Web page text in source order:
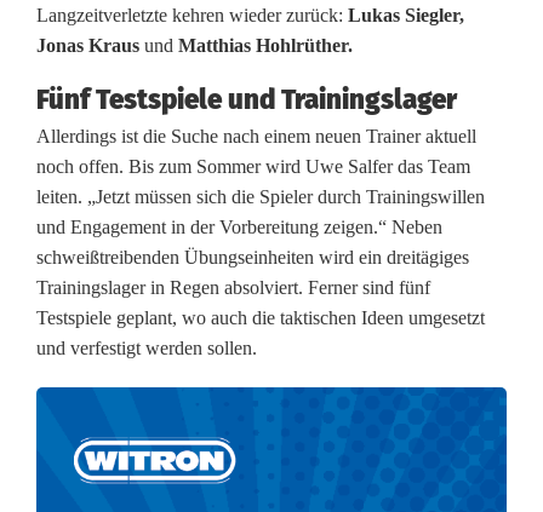
a
u
n
d
P
u
n
Langzeitverletzte kehren wieder zurück: Lukas Siegler,
Jonas Kraus und Matthias Hohlrüther.
Fünf Testspiele und Trainingslager
Allerdings ist die Suche nach einem neuen Trainer aktuell
noch offen. Bis zum Sommer wird Uwe Salfer das Team
leiten. „Jetzt müssen sich die Spieler durch Trainingswillen
und Engagement in der Vorbereitung zeigen.“ Neben
schweißtreibenden Übungseinheiten wird ein dreitägiges
Trainingslager in Regen absolviert. Ferner sind fünf
Testspiele geplant, wo auch die taktischen Ideen umgesetzt
und verfestigt werden sollen.